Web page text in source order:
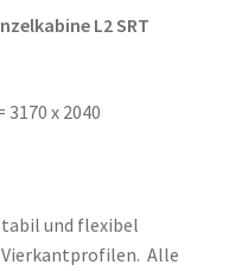
L2 SRT
x 2040
und flexibel
Alle